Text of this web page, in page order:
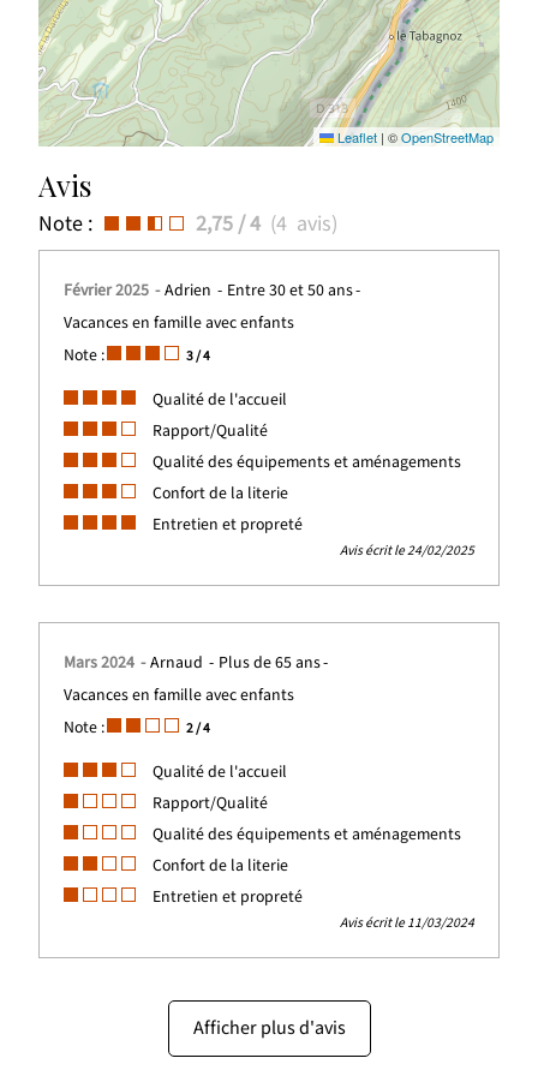
Leaflet | ©OpenStreetMap
Avis
Note : 2,75 / 4 (4 avis)
Février 2025 Adrien
Entre 30 et 50 ans
Vacances en famille avec enfants
Note :
3/ 4
Qualité de l'accueil
Rapport/Qualité
Qualité des équipements et aménagements
Confort de la literie
Entretien et propreté
Avis écrit le 24/02/2025
Mars 2024 Arnaud
Plus de 65 ans
Vacances en famille avec enfants
Note :
2/ 4
Qualité de l'accueil
Rapport/Qualité
Qualité des équipements et aménagements
Confort de la literie
Entretien et propreté
Avis écrit le 11/03/2024
Afficher plus d'avis